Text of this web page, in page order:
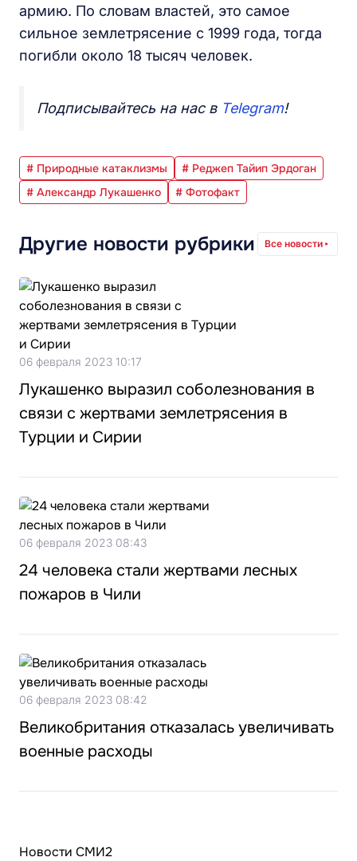
армию. По словам властей, это самое
сильное землетрясение с 1999 года, тогда
погибли около 18 тысяч человек.
Подписывайтесь на нас в Telegram!
# Природные катаклизмы
# Реджеп Тайип Эрдоган
# Александр Лукашенко
# Фотофакт
Другие новости рубрики Все новости
06 февраля 2023 10:17
Лукашенко выразил соболезнования в
связи с жертвами землетрясения в
Турции и Сирии
06 февраля 2023 08:43
24 человека стали жертвами лесных
пожаров в Чили
06 февраля 2023 08:42
Великобритания отказалась увеличивать
военные расходы
Новости СМИ2